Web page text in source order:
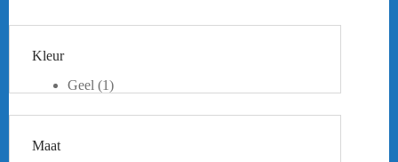
Kleur
Geel (1)
Paars (1)
Maat